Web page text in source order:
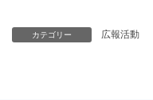
カテゴリー 広報活動